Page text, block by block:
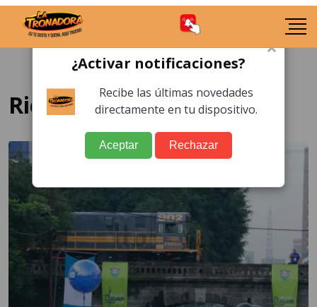
Ricardo Quiñónez
×
¿Activar notificaciones?
Recibe las últimas novedades
directamente en tu dispositivo.
Aceptar Rechazar